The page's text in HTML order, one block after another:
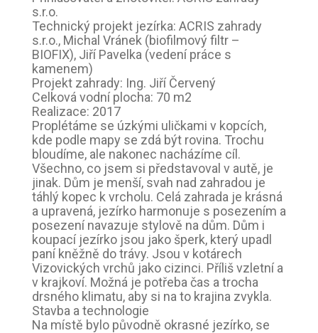
s.r.o.
Technický projekt jezírka: ACRIS zahrady
s.r.o., Michal Vránek (biofilmový filtr –
BIOFIX), Jiří Pavelka (vedení práce s
kamenem)
Projekt zahrady: Ing. Jiří Červený
Celková vodní plocha: 70 m2
Realizace: 2017
Proplétáme se úzkými uličkami v kopcích,
kde podle mapy se zdá být rovina. Trochu
bloudíme, ale nakonec nacházíme cíl.
Všechno, co jsem si představoval v autě, je
jinak. Dům je menší, svah nad zahradou je
táhlý kopec k vrcholu. Celá zahrada je krásná
a upravená, jezírko harmonuje s posezením a
posezení navazuje stylově na dům. Dům i
koupací jezírko jsou jako šperk, který upadl
paní kněžně do trávy. Jsou v kotárech
Vizovických vrchů jako cizinci. Příliš vzletní a
v krajkoví. Možná je potřeba čas a trocha
drsného klimatu, aby si na to krajina zvykla.
Stavba a technologie
Na místě bylo původně okrasné jezírko, se